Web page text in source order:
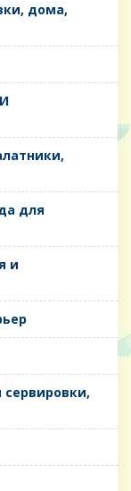
дома,
для
и
сервировки,